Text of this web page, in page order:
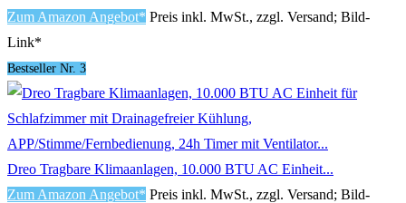
Zum Amazon Angebot* Preis inkl. MwSt., zzgl. Versand; Bild-
Link*
Bestseller Nr. 3
Dreo Tragbare Klimaanlagen, 10.000 BTU AC Einheit...
Zum Amazon Angebot* Preis inkl. MwSt., zzgl. Versand; Bild-